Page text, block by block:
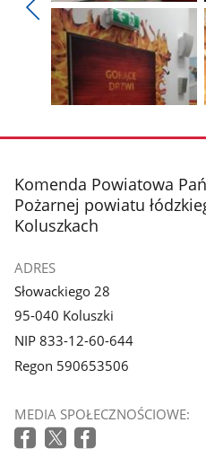
Pokaż
poprzednie
zdjęcia
Pokaż
zdjęcie
1
z
galerii.
zdjęcie
galerii.
stopka
Komenda Powiatowa
Pożarnej powiatu
Koluszkach
ADRES
Słowackiego 28
95-040 Koluszki
NIP 833-12-60-644
Regon 590653506
MEDIA SPOŁECZNOŚCIOWE: